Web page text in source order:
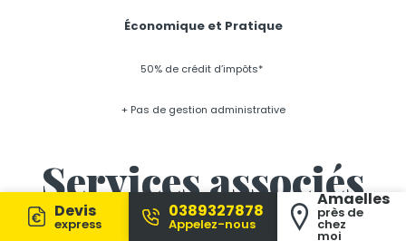
Économique et Pratique
50% de crédit d’impôts*
+ Pas de gestion administrative
Services associés
Faites appel à Amaelles
Devis
express
0389327878
Appelez-nous
Amaelles
près de
chez
moi